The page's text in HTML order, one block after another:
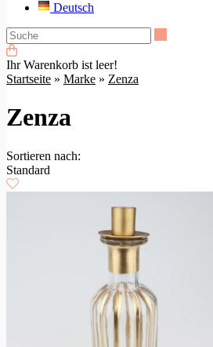
Deutsch
Ihr Warenkorb ist leer!
Startseite » Marke » Zenza
Zenza
Sortieren nach:
Standard